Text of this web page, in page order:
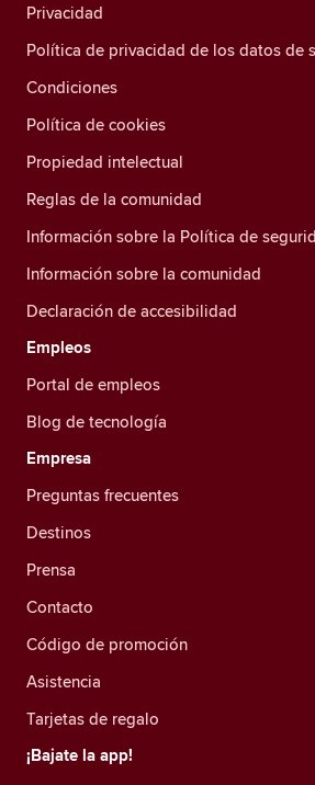
Privacidad
Política de privacidad de los datos de
Condiciones
Política de cookies
Propiedad intelectual
Reglas de la comunidad
Información sobre la Política de
Información sobre la comunidad
Declaración de accesibilidad
Empleos
Portal de empleos
Blog de tecnología
Empresa
Preguntas frecuentes
Destinos
Prensa
Contacto
Código de promoción
Asistencia
Tarjetas de regalo
¡Bajate la app!